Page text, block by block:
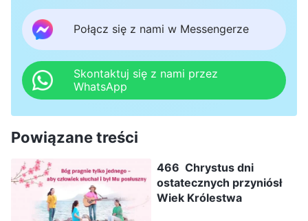
Połącz się z nami w Messengerze
Skontaktuj się z nami przez
WhatsApp
Powiązane treści
466 Chrystus dni
ostatecznych przyniósł
Wiek Królestwa